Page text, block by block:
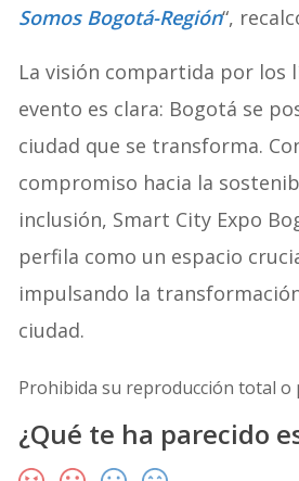
Somos Bogotá-Región“,
La visión compartida por los
evento es clara: Bogotá se
ciudad que se transforma.
compromiso hacia la
inclusión, Smart City Expo
perfila como un espacio
impulsando la
ciudad.
Prohibida su reproducción total o
¿Qué te ha parecido